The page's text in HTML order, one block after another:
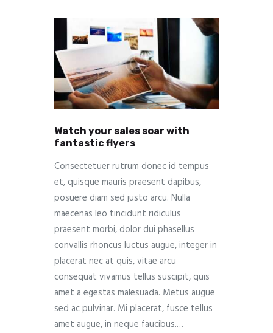
Watch your sales soar with
fantastic flyers
Consectetuer rutrum donec id tempus
et, quisque mauris praesent dapibus,
posuere diam sed justo arcu. Nulla
maecenas leo tincidunt ridiculus
praesent morbi, dolor dui phasellus
convallis rhoncus luctus augue, integer in
placerat nec at quis, vitae arcu
consequat vivamus tellus suscipit, quis
amet a egestas malesuada. Metus augue
sed ac pulvinar. Mi placerat, fusce tellus
amet augue, in neque faucibus.…